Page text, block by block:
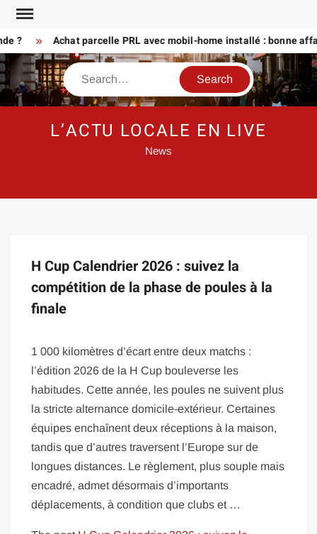
Skip
content
? Achat parcelle PRL avec mobil-home installé : bonne
Search
L’ACTU LOCALE EN LIVE
News
H Cup Calendrier 2026 : suivez la
compétition de la phase de poules à la
finale
1 000 kilomètres d’écart entre deux matchs :
l’édition 2026 de la H Cup bouleverse les
habitudes. Cette année, les poules ne suivent plus
la stricte alternance domicile-extérieur. Certaines
équipes enchaînent deux réceptions à la maison,
tandis que d’autres traversent l’Europe sur de
longues distances. Le règlement, plus souple mais
encadré, admet désormais d’importants
déplacements, à condition que clubs et …